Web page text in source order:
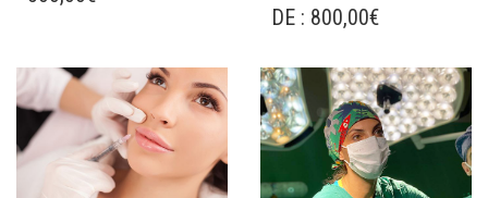
DE : 800,00€